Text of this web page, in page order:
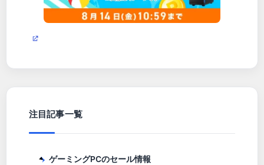
注目記事一覧
ゲーミングPCのセール情報